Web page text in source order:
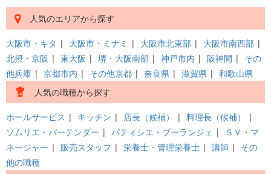
人気のエリアから探す
大阪市・キタ | 大阪市・ミナミ | 大阪市北東部 | 大阪市南西部 |
北摂・京阪 | 東大阪 | 堺・大阪南部 | 神戸市内 | 阪神間 | その
他兵庫 | 京都市内 | その他京都 | 奈良県 | 滋賀県 | 和歌山県
人気の職種から探す
ホールサービス | キッチン | 店長（候補） | 料理長（候補）
|
ソムリエ・バーテンダー | パティシエ・ブーランジェ |
ＳＶ・マ
ネージャー | 販売スタッフ | 栄養士・管理栄養士 | 講師 | その
他の職種